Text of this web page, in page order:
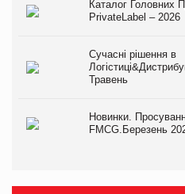
Каталог Головних
PrivateLabel – 2026
Сучасні рішення в
Травень
Новинки.
FMCG.Березень